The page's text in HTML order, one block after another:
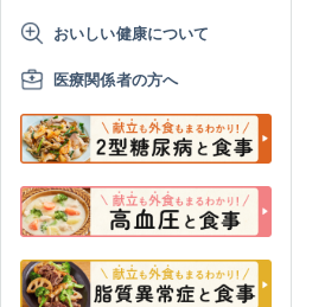
おいしい健康について
医療関係者の方へ